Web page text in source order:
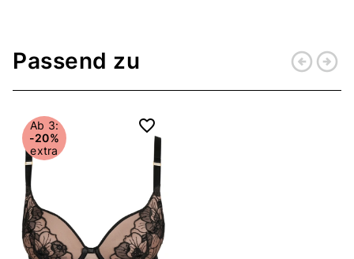
Passend zu arrow_circle_leftarrow_circle_right
Ab 3:
-20%
extra